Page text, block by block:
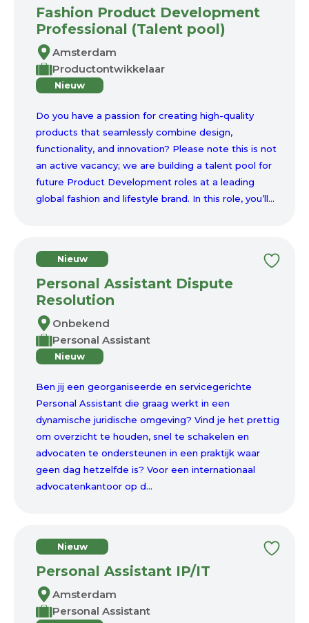
Fashion Product Development
Professional (Talent pool)
Amsterdam
Productontwikkelaar
Nieuw
Do you have a passion for creating high-quality
products that seamlessly combine design,
functionality, and innovation? Please note this is not
an active vacancy; we are building a talent pool for
future Product Development roles at a leading
global fashion and lifestyle brand. In this role, you’ll...
Nieuw
Personal Assistant Dispute
Resolution
Onbekend
Personal Assistant
Nieuw
Ben jij een georganiseerde en servicegerichte
Personal Assistant die graag werkt in een
dynamische juridische omgeving? Vind je het prettig
om overzicht te houden, snel te schakelen en
advocaten te ondersteunen in een praktijk waar
geen dag hetzelfde is? Voor een internationaal
advocatenkantoor op d...
Nieuw
Personal Assistant IP/IT
Amsterdam
Personal Assistant